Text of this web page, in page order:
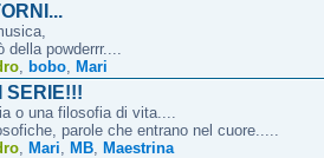
powderrr....
bobo Mari
SERIE!!!
o una filosofia di vita....
parole che entrano nel cuore.....
Mari MB Maestrina